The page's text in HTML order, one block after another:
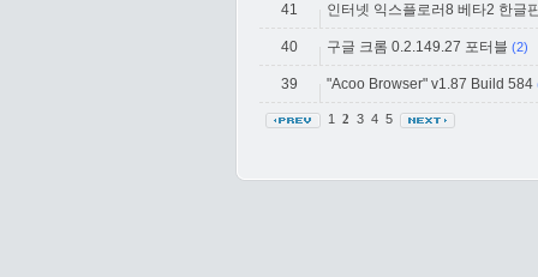
41 인터넷 익스플로러8 베타2 한글
40 구글 크롬 0.2.149.27 포터블 (2)
39 "Acoo Browser" v1.87 Build 584
1 2 3 4 5